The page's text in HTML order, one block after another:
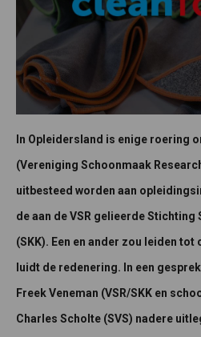
In Opleidersland is enige roering
(Vereniging Schoonmaak
uitbesteed worden aan
de aan de VSR gelieerde
(SKK). Een en ander zou leiden
luidt de redenering. In een
Freek Veneman (VSR/SKK en
Charles Scholte (SVS) nadere